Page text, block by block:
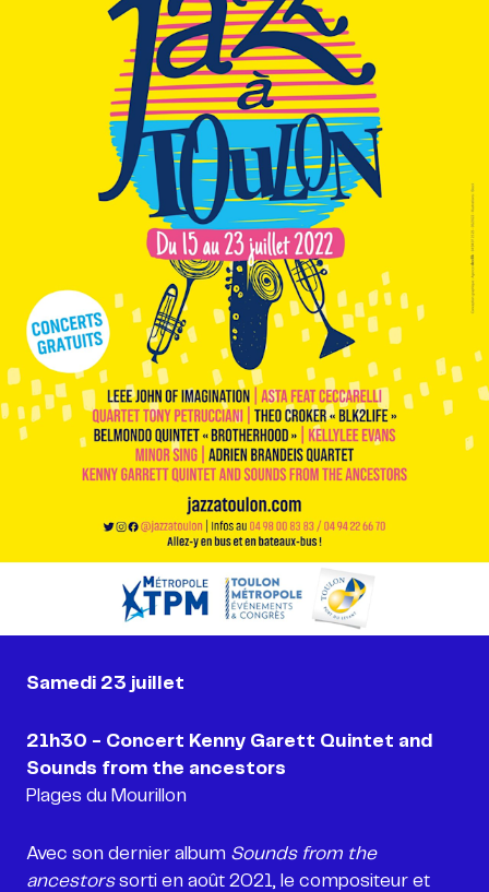
Samedi 23 juillet
21h30 - Concert Kenny Garett Quintet and
Plages du Mourillon
Avec son dernier album Sounds from the
ancestorssorti en août 2021, le compositeur et